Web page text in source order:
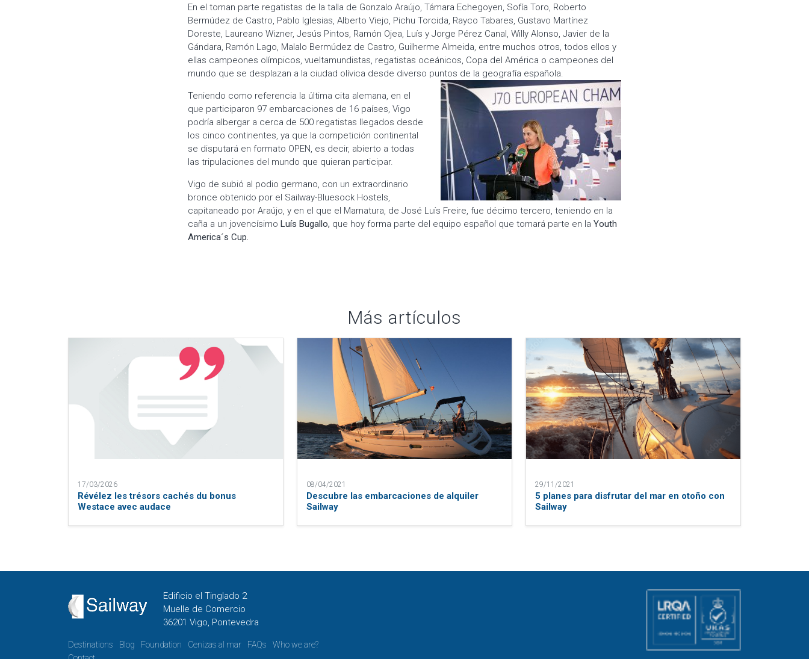
En el toman parte regatistas de la talla de Gonzalo Araújo, Támara Echegoyen, Sofía Toro, Roberto
Bermúdez de Castro, Pablo Iglesias, Alberto Viejo, Pichu Torcida, Rayco Tabares, Gustavo Martínez
Doreste, Laureano Wizner, Jesús Pintos, Ramón Ojea, Luís y Jorge Pérez Canal, Willy Alonso, Javier de la
Gándara, Ramón Lago, Malalo Bermúdez de Castro, Guilherme Almeida, entre muchos otros, todos ellos y
ellas campeones olímpicos, vueltamundistas, regatistas oceánicos, Copa del América o campeones del
mundo que se desplazan a la ciudad olívica desde diverso puntos de la geografía española.
Teniendo como referencia la última cita alemana, en el
que participaron 97 embarcaciones de 16 países, Vigo
podría albergar a cerca de 500 regatistas llegados desde
los cinco continentes, ya que la competición continental
se disputará en formato OPEN, es decir, abierto a todas
las tripulaciones del mundo que quieran participar.
Vigo de subió al podio germano, con un extraordinario
bronce obtenido por el Sailway-Bluesock Hostels,
capitaneado por Araújo, y en el que el Marnatura, de José Luís Freire, fue décimo tercero, teniendo en la
caña a un jovencísimo Luís Bugallo, que hoy forma parte del equipo español que tomará parte en la Youth
America´s Cup.
Más artículos
17/03/2026
Révélez les trésors cachés du bonus
Westace avec audace
08/04/2021
Descubre las embarcaciones de alquiler
Sailway
29/11/2021
5 planes para disfrutar del mar en otoño con
Sailway
Edificio el Tinglado 2
Muelle de Comercio
36201 Vigo, Pontevedra
Destinations Blog Foundation Cenizas al mar FAQs
Who we are?